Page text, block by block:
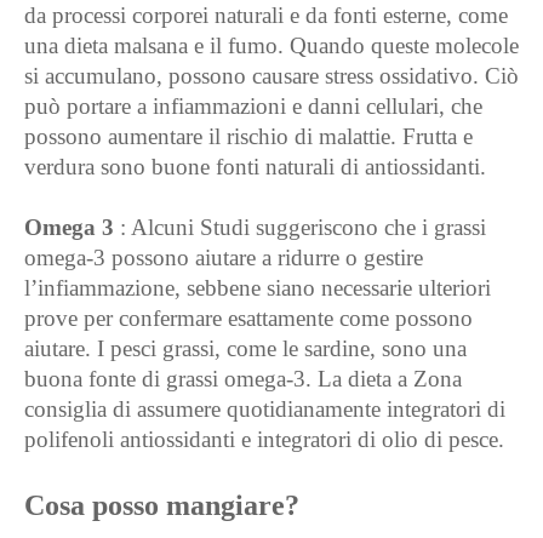
da processi corporei naturali e da fonti esterne, come
una dieta malsana e il fumo. Quando queste molecole
si accumulano, possono causare stress ossidativo. Ciò
può portare a infiammazioni e danni cellulari, che
possono aumentare il rischio di malattie. Frutta e
verdura sono buone fonti naturali di antiossidanti.
Omega 3 : Alcuni Studi suggeriscono che i grassi
omega-3 possono aiutare a ridurre o gestire
l’infiammazione, sebbene siano necessarie ulteriori
prove per confermare esattamente come possono
aiutare. I pesci grassi, come le sardine, sono una
buona fonte di grassi omega-3. La dieta a Zona
consiglia di assumere quotidianamente integratori di
polifenoli antiossidanti e integratori di olio di pesce.
Cosa posso mangiare?